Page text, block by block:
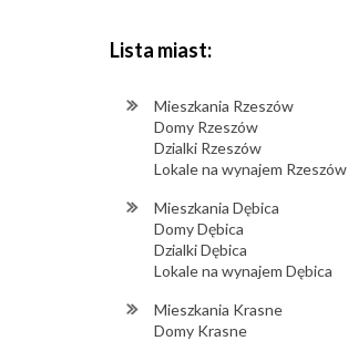
Lista miast:
Mieszkania Rzeszów
Domy Rzeszów
Dzialki Rzeszów
Lokale na wynajem Rzeszów
Mieszkania Dębica
Domy Dębica
Dzialki Dębica
Lokale na wynajem Dębica
Mieszkania Krasne
Domy Krasne